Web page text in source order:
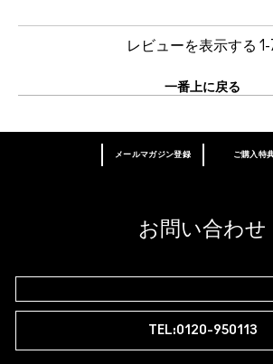
レビューを表示する 1-
一番上に戻る
あなたはM･A･Cラバー ロイヤ
登録後の初回購入時に10%OFF
メールマガジン登録 ご購入特
お問い合わせ
TEL:0120-950113